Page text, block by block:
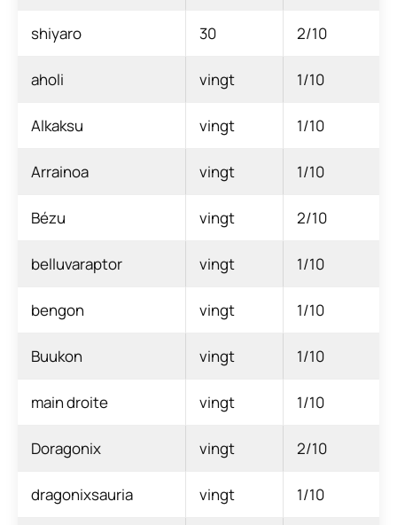
shiyaro 30 2/10
aholi vingt 1/10
Alkaksu vingt 1/10
Arrainoa vingt 1/10
Bézu vingt 2/10
belluvaraptor vingt 1/10
bengon vingt 1/10
Buukon vingt 1/10
main droite vingt 1/10
Doragonix vingt 2/10
dragonixsauria vingt 1/10